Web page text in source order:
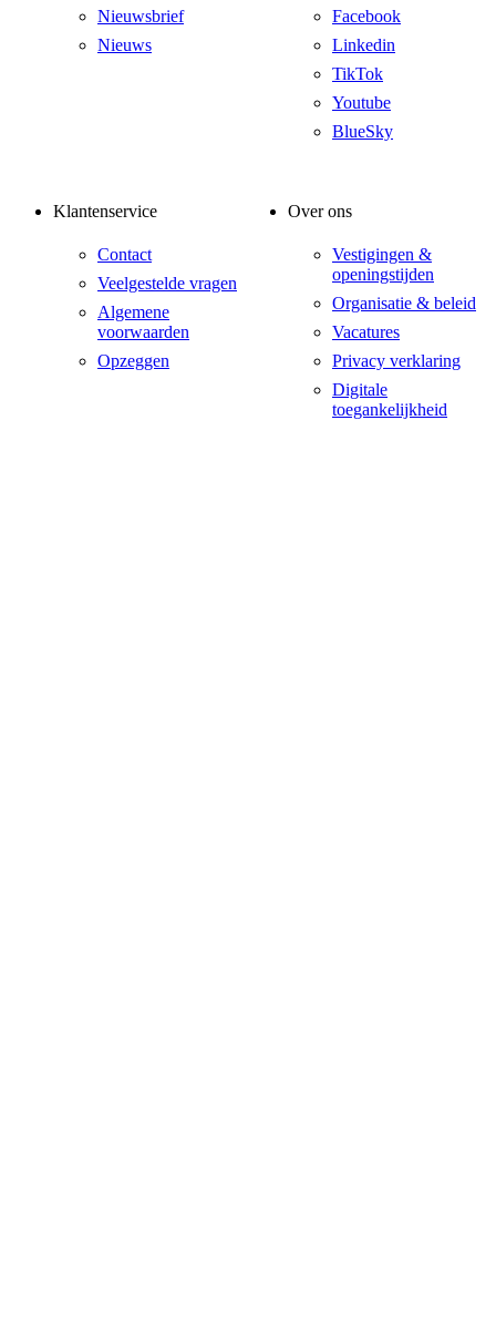
Nieuwsbrief
Nieuws
Facebook
Linkedin
TikTok
Youtube
BlueSky
Klantenservice
Contact
Veelgestelde vragen
Algemene
voorwaarden
Opzeggen
Over ons
Vestigingen &
openingstijden
Organisatie & beleid
Vacatures
Privacy verklaring
Digitale
toegankelijkheid